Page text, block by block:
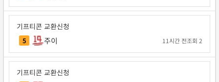
기프티콘 교환신청
5 주이 11시간 전조회 2
기프티콘 교환신청